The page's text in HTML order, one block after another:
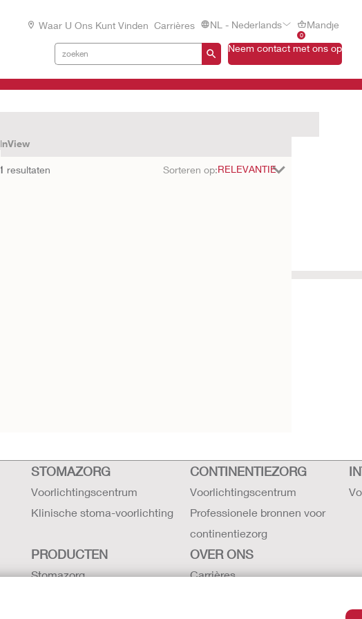
Waar U Ons Kunt Vinden Carrières NL - Nederlands
0
Mandje
Neem contact met ons op
InView
1 resultaten Sorteren op:
STOMAZORG
Voorlichtingscentrum
Klinische stoma-voorlichting
CONTINENTIEZORG
Voorlichtingscentrum
Professionele bronnen voor
continentiezorg
PRODUCTEN
Stomazorg
OVER ONS
Carrières